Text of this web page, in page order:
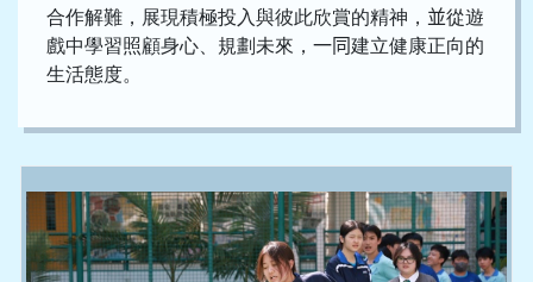
合作解難，展現積極投入與彼此欣賞的精神， 並從遊
戲中學習照顧身心、規劃未來， 一同建立健康正向的
生活態度。